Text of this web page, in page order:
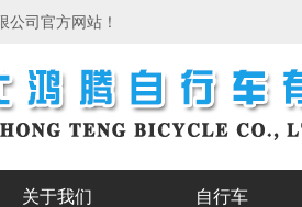
公司官方网站！
关于我们 自行车